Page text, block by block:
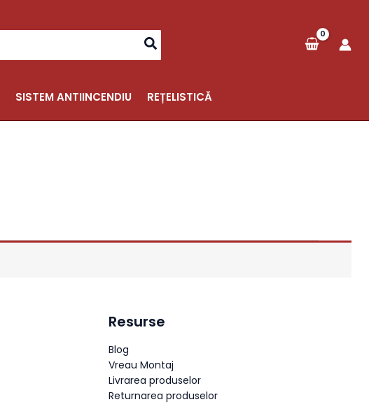
SISTEM ANTIINCENDIU
REȚELISTICĂ
Resurse
Blog
Vreau Montaj
Livrarea produselor
Returnarea produselor